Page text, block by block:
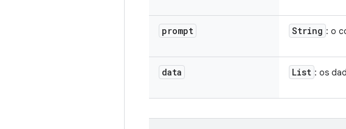
prompt String : o
data List : os